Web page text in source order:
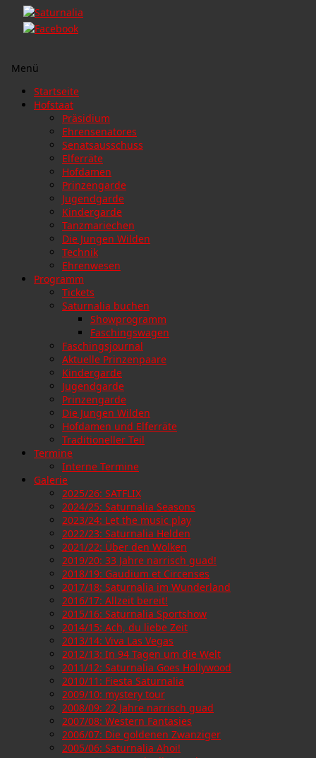
Menü
Zum
Inhalt
Startseite
Hofstaat
Präsidium
Ehrensenatores
Senatsausschuss
Elferräte
Hofdamen
Prinzengarde
Jugendgarde
Kindergarde
Tanzmariechen
Die Jungen Wilden
Technik
Ehrenwesen
Programm
Tickets
Saturnalia buchen
Showprogramm
Faschingswagen
Faschingsjournal
Aktuelle Prinzenpaare
Kindergarde
Jugendgarde
Prinzengarde
Die Jungen Wilden
Hofdamen und Elferräte
Traditioneller Teil
Termine
Interne Termine
Galerie
2025/26: SATFLIX
2024/25: Saturnalia Seasons
2023/24: Let the music play
2022/23: Saturnalia Helden
2021/22: Über den Wolken
2019/20: 33 Jahre narrisch guad!
2018/19: Gaudium et Circenses
2017/18: Saturnalia im Wunderland
2016/17: Allzeit bereit!
2015/16: Saturnalia Sportshow
2014/15: Ach, du liebe Zeit
2013/14: Viva Las Vegas
2012/13: In 94 Tagen um die Welt
2011/12: Saturnalia Goes Hollywood
2010/11: Fiesta Saturnalia
2009/10: mystery tour
2008/09: 22 Jahre narrisch guad
2007/08: Western Fantasies
2006/07: Die goldenen Zwanziger
2005/06: Saturnalia Ahoi!